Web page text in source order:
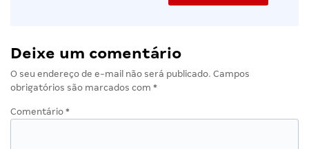
Deixe um comentário
O seu endereço de e-mail não será publicado. Campos
obrigatórios são marcados com *
Comentário *